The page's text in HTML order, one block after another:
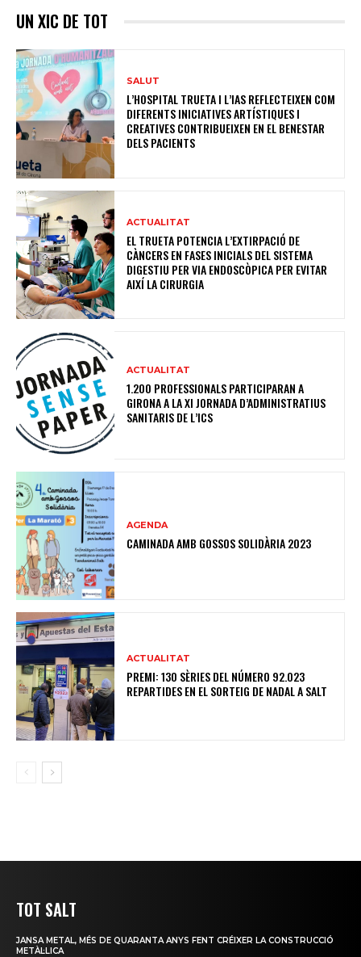
UN XIC DE TOT
SALUT
L’HOSPITAL TRUETA I L’IAS REFLECTEIXEN COM
DIFERENTS INICIATIVES ARTÍSTIQUES I
CREATIVES CONTRIBUEIXEN EN EL BENESTAR
DELS PACIENTS
ACTUALITAT
EL TRUETA POTENCIA L’EXTIRPACIÓ DE
CÀNCERS EN FASES INICIALS DEL SISTEMA
DIGESTIU PER VIA ENDOSCÒPICA PER EVITAR
AIXÍ LA CIRURGIA
ACTUALITAT
1.200 PROFESSIONALS PARTICIPARAN A
GIRONA A LA XI JORNADA D’ADMINISTRATIUS
SANITARIS DE L’ICS
AGENDA
CAMINADA AMB GOSSOS SOLIDÀRIA 2023
ACTUALITAT
PREMI: 130 SÈRIES DEL NÚMERO 92.023
REPARTIDES EN EL SORTEIG DE NADAL A SALT
TOT SALT
JANSA METAL, MÉS DE QUARANTA ANYS FENT CRÉIXER LA CONSTRUCCIÓ
METÀL·LICA